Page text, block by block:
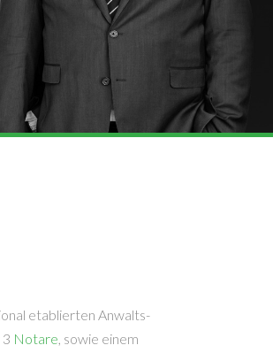
etablierten Anwalts-
Notare, sowie einem